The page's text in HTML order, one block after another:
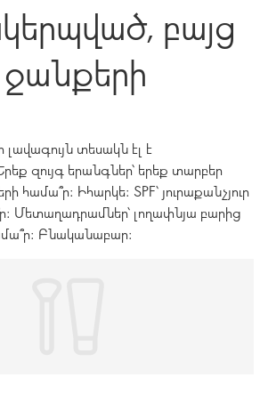
բայց
տեսակն էլ է
զույգ երանգներ՝ երեք տարբեր
համա՞ր։ Իհարկե։ SPF՝ յուրաքանչյուր
Մետաղադրամներ՝ լողափնյա բարից
Բնականաբար։